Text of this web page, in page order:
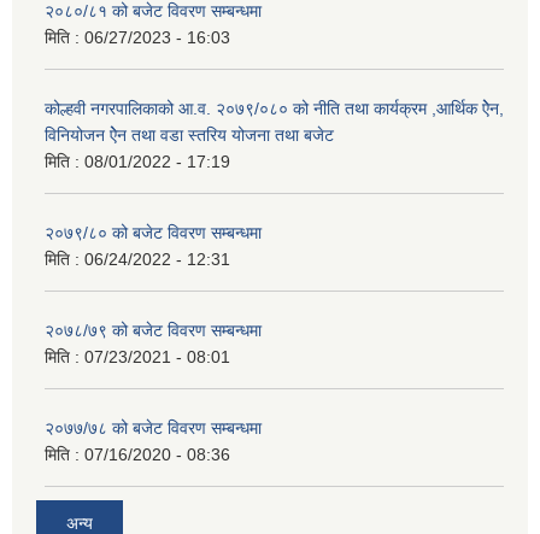
२०८०/८१ को बजेट विवरण सम्बन्धमा
मिति : 06/27/2023 - 16:03
कोल्हवी नगरपालिकाको आ.व. २०७९/०८० को नीति तथा कार्यक्रम ,आर्थिक ऐेन,
विनियोजन ऐेन तथा वडा स्तरिय योजना तथा बजेट
मिति : 08/01/2022 - 17:19
२०७९/८० को बजेट विवरण सम्बन्धमा
मिति : 06/24/2022 - 12:31
२०७८/७९ को बजेट विवरण सम्बन्धमा
मिति : 07/23/2021 - 08:01
२०७७/७८ को बजेट विवरण सम्बन्धमा
मिति : 07/16/2020 - 08:36
अन्य